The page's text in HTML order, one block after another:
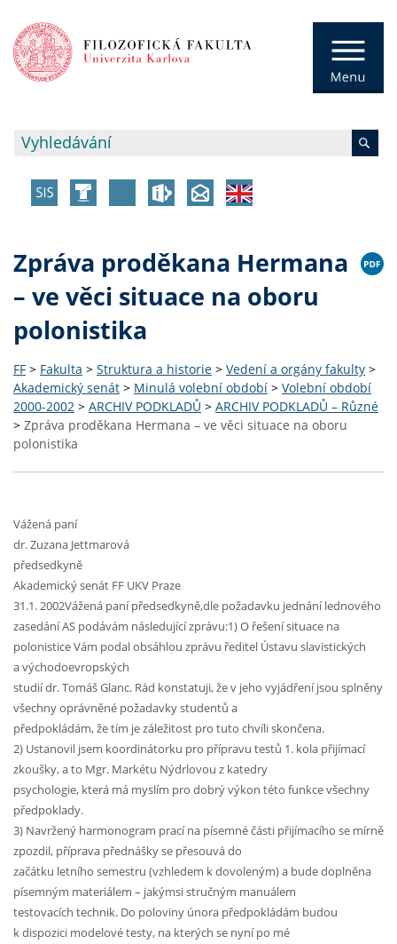
Zpráva proděkana Hermana
– ve věci situace na oboru
polonistika
FF > Fakulta > Struktura a historie > Vedení a orgány fakulty >
Akademický senát > Minulá volební období > Volební období
2000-2002 > ARCHIV PODKLADŮ > ARCHIV PODKLADŮ – Různé
> Zpráva proděkana Hermana – ve věci situace na oboru
polonistika
Vážená paní
dr. Zuzana Jettmarová
předsedkyně
Akademický senát FF UKV Praze
31.1. 2002Vážená paní předsedkyně,dle požadavku jednání lednového
zasedání AS podávám následující zprávu:1) O řešení situace na
polonistice Vám podal obsáhlou zprávu ředitel Ústavu slavistických
a východoevropských
studií dr. Tomáš Glanc. Rád konstatuji, že v jeho vyjádření jsou splněny
všechny oprávněné požadavky studentů a
předpokládám, že tím je záležitost pro tuto chvíli skončena.
2) Ustanovil jsem koordinátorku pro přípravu testů 1. kola přijímací
zkoušky, a to Mgr. Markétu Nýdrlovou z katedry
psychologie, která má myslím pro dobrý výkon této funkce všechny
předpoklady.
3) Navržený harmonogram prací na písemné části přijímacího se mírně
zpozdil, příprava přednášky se přesouvá do
začátku letního semestru (vzhledem k dovoleným) a bude doplněna
písemným materiálem – jakýmsi stručným manuálem
testovacích technik. Do poloviny února předpokládám budou
k dispozici modelové testy, na kterých se nyní po mé